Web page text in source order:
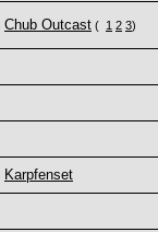
Chub Outcast ( 1 2 3)
Karpfenset